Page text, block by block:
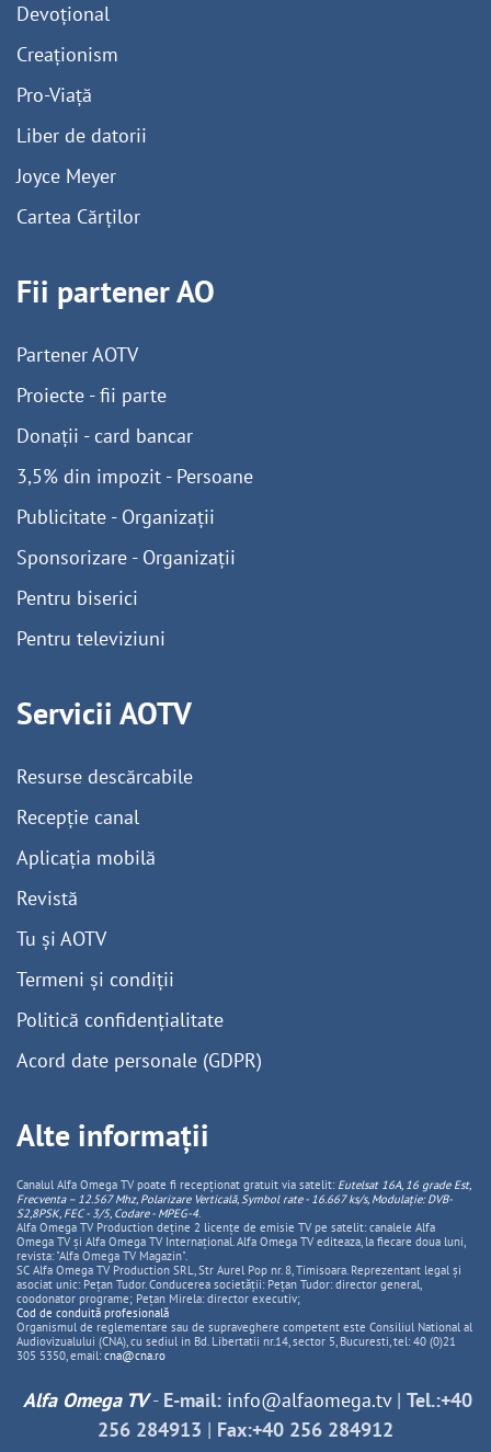
Devoțional
Creaționism
Pro-Viață
Liber de datorii
Joyce Meyer
Cartea Cărților
Fii partener AO
Partener AOTV
Proiecte - fii parte
Donații - card bancar
3,5% din impozit - Persoane
Publicitate - Organizații
Sponsorizare - Organizații
Pentru biserici
Pentru televiziuni
Servicii AOTV
Resurse descărcabile
Recepție canal
Aplicația mobilă
Revistă
Tu și AOTV
Termeni și condiții
Politică confidențialitate
Acord date personale (GDPR)
Alte informații
Canalul Alfa Omega TV poate fi recepționat gratuit via satelit: Eutelsat 16A, 16 grade Est,
Frecventa – 12.567 Mhz, PolarizareVerticală, Symbol rate - 16.667 ks/s, Modulație: DVB-
S2,8PSK, FEC - 3/5, Codare - MPEG-4.
Alfa Omega TV Production deține 2 licențe de emisie TV pe satelit: canalele Alfa
Omega TV și Alfa Omega TV Internațional. Alfa Omega TV editeaza, la fiecare doua luni,
revista: "Alfa Omega TV Magazin".
SC Alfa Omega TV Production SRL, Str Aurel Pop nr. 8, Timisoara. Reprezentant legal și
asociat unic: Pețan Tudor. Conducerea societății: Pețan Tudor: director general,
coodonator programe; Pețan Mirela: director executiv;
Cod de conduită profesională
Organismul de reglementare sau de supraveghere competent este Consiliul National al
Audiovizualului (CNA), cu sediul in Bd. Libertatii nr.14, sector 5, Bucuresti, tel: 40 (0)21
305 5350, email: cna@cna.ro
Alfa Omega TV- E-mail: info@alfaomega.tv| Tel.:+40
256 284913 | Fax:+40 256 284912